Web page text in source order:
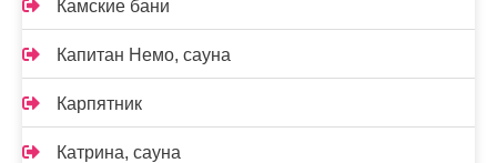
Камские бани
Капитан Немо, сауна
Карпятник
Катрина, сауна